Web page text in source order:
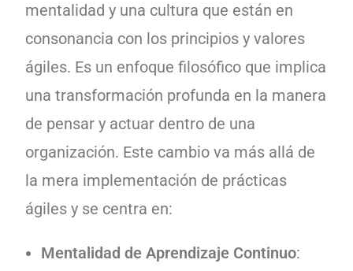
mentalidad y una cultura que están en
consonancia con los principios y valores
ágiles. Es un enfoque filosófico que implica
una transformación profunda en la manera
de pensar y actuar dentro de una
organización. Este cambio va más allá de
la mera implementación de prácticas
ágiles y se centra en:
Mentalidad de Aprendizaje Continuo: